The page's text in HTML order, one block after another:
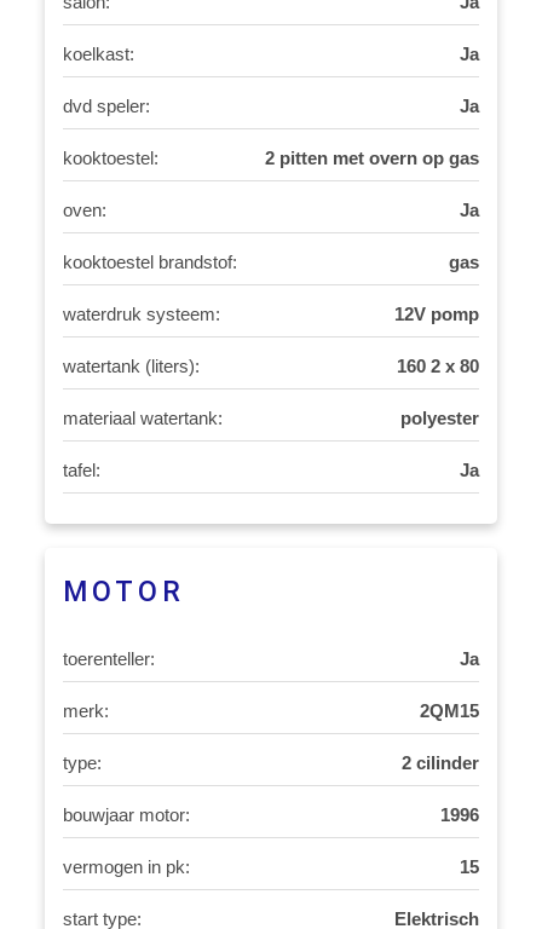
koelkast: Ja
dvd speler: Ja
kooktoestel: 2 pitten met overn op gas
oven: Ja
kooktoestel brandstof: gas
waterdruk systeem: 12V pomp
watertank (liters): 160 2 x 80
materiaal watertank: polyester
tafel: Ja
MOTOR
toerenteller: Ja
merk: 2QM15
type: 2 cilinder
bouwjaar motor: 1996
vermogen in pk: 15
start type: Elektrisch